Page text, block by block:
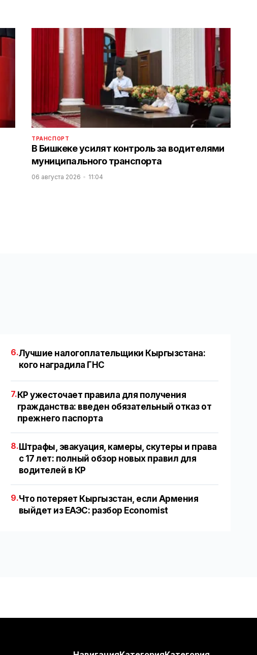
ТРАНСПОРТ
В Бишкеке усилят контроль за водителями
муниципального транспорта
06 августа 2026 11:04
6.Лучшие налогоплательщики Кыргызстана:
кого наградила ГНС
7. КР ужесточает правила для получения
гражданства: введен обязательный отказ от
прежнего паспорта
8. Штрафы, эвакуация, камеры, скутеры и права
с 17 лет: полный обзор новых правил для
водителей в КР
9.Что потеряет Кыргызстан, если Армения
выйдет из ЕАЭС: разбор Economist